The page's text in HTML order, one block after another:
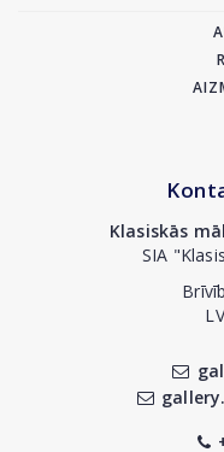
Klasiskās
SIA